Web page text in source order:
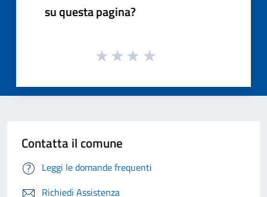
su questa pagina?
Contatta il comune
Leggi le domande frequenti
Richiedi Assistenza